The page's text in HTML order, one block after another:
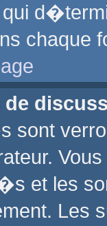
chaque
de
sont
et les
Les